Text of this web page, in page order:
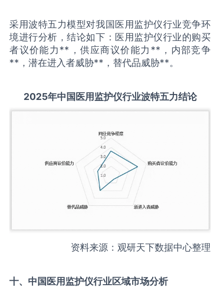
采用波特五力模型对我国医用监护仪行业竞争环
境进行分析，结论如下：医用监护仪行业的购买
者议价能力**，供应商议价能力**，内部竞争
**，潜在进入者威胁**，替代品威胁**。
2025年中国医用监护仪行业波特五力结论
资料来源：观研天下数据中心整理
十、中国医用监护仪行业区域市场分析